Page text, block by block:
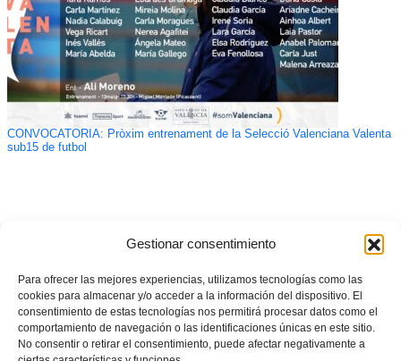
Gestionar consentimiento
Para ofrecer las mejores experiencias, utilizamos tecnologías como las
cookies para almacenar y/o acceder a la información del dispositivo. El
consentimiento de estas tecnologías nos permitirá procesar datos como el
comportamiento de navegación o las identificaciones únicas en este sitio.
No consentir o retirar el consentimiento, puede afectar negativamente a
CONVOCATÒRIA: Pròxim entrenament de la Selecció Valenciana Valenta
sub15 de futbol